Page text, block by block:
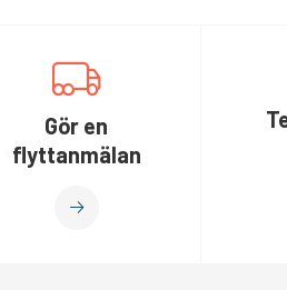
Gör en
flyttanmälan